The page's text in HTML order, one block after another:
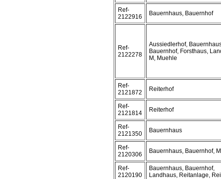
Ref-
2122916
Bauernhaus, Bauernhof
Ref-
2122278
Aussiedlerhof,
Bauernhof, Forsthaus,
M, Muehle
Ref-
2121872
Reiterhof
Ref-
2121814
Reiterhof
Ref-
2121350
Bauernhaus
Ref-
2120306
Bauernhaus, Bauernhof,
Ref-
2120190
Bauernhaus, Bauernhof,
Landhaus, Reitanlage,